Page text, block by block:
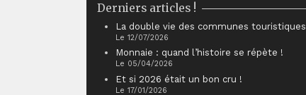
Derniers articles !
La double vie des communes touristiques
Le 12/07/2026
Monnaie : quand l’histoire se répète !
Le 05/04/2026
Et si 2026 était un bon cru !
Le 17/01/2026